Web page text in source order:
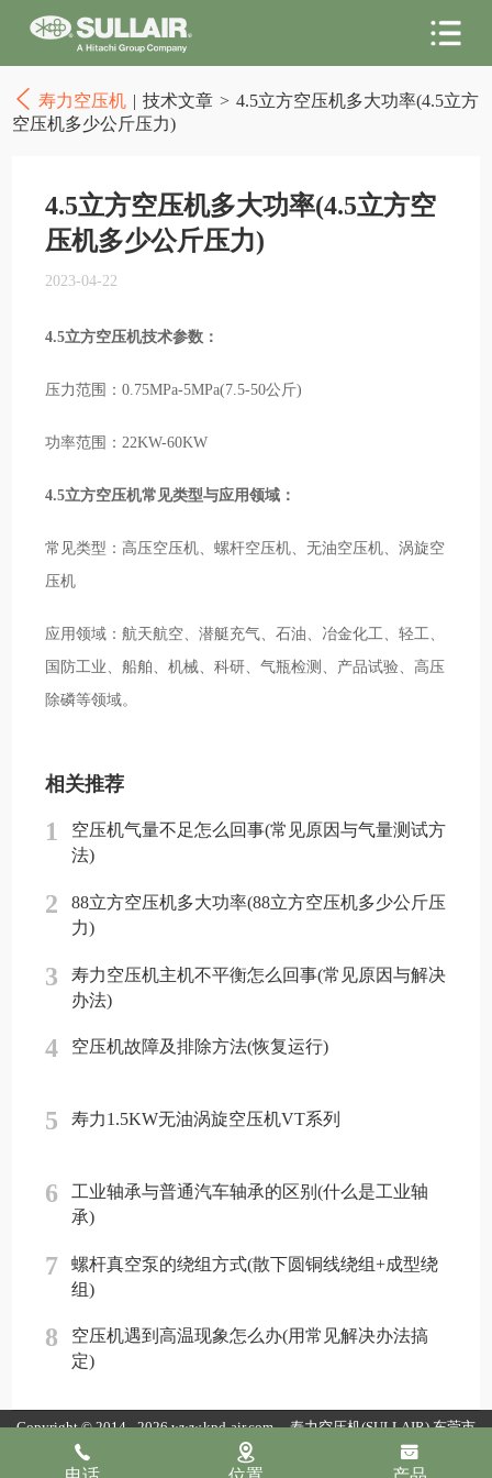
寿力空压机 | 技术文章 > 4.5立方空压机多大功率(4.5立方
空压机多少公斤压力)
4.5立方空压机多大功率(4.5立方空
压机多少公斤压力)
2023-04-22
4.5立方空压机技术参数：
压力范围：0.75MPa-5MPa(7.5-50公斤)
功率范围：22KW-60KW
4.5立方空压机常见类型与应用领域：
常见类型：高压空压机、螺杆空压机、无油空压机、涡旋空
压机
应用领域：航天航空、潜艇充气、石油、冶金化工、轻工、
国防工业、船舶、机械、科研、气瓶检测、产品试验、高压
除磷等领域。
相关推荐
1
空压机气量不足怎么回事(常见原因与气量测试方
法)
2
88立方空压机多大功率(88立方空压机多少公斤压
力)
3
寿力空压机主机不平衡怎么回事(常见原因与解决
办法)
4 空压机故障及排除方法(恢复运行)
5 寿力1.5KW无油涡旋空压机VT系列
6
工业轴承与普通汽车轴承的区别(什么是工业轴
承)
7
螺杆真空泵的绕组方式(散下圆铜线绕组+成型绕
组)
8
空压机遇到高温现象怎么办(用常见解决办法搞
定)
Copyright © 2014 - 2026 www.kpd-air.com 寿力空压机(SULLAIR)东莞市
康普达节能科技有限公司版权所有
粤ICP备19154118号 粤公网安备